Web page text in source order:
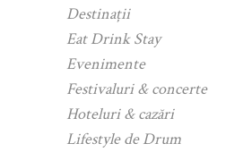
Destinații
Eat Drink Stay
Evenimente
Festivaluri & concerte
Hoteluri & cazări
Lifestyle de Drum